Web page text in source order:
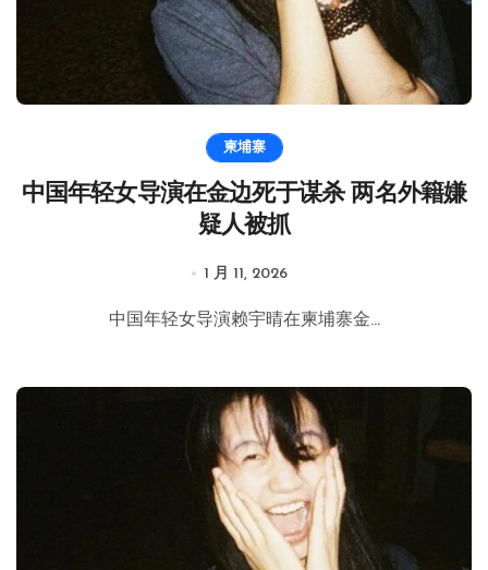
柬埔寨
中国年轻女导演在金边死于谋杀 两名外籍嫌
疑人被抓
1 月 11, 2026
中国年轻女导演赖宇晴在柬埔寨金...